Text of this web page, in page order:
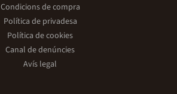
Condicions de compra
Política de privadesa
Política de cookies
Canal de denúncies
Avís legal